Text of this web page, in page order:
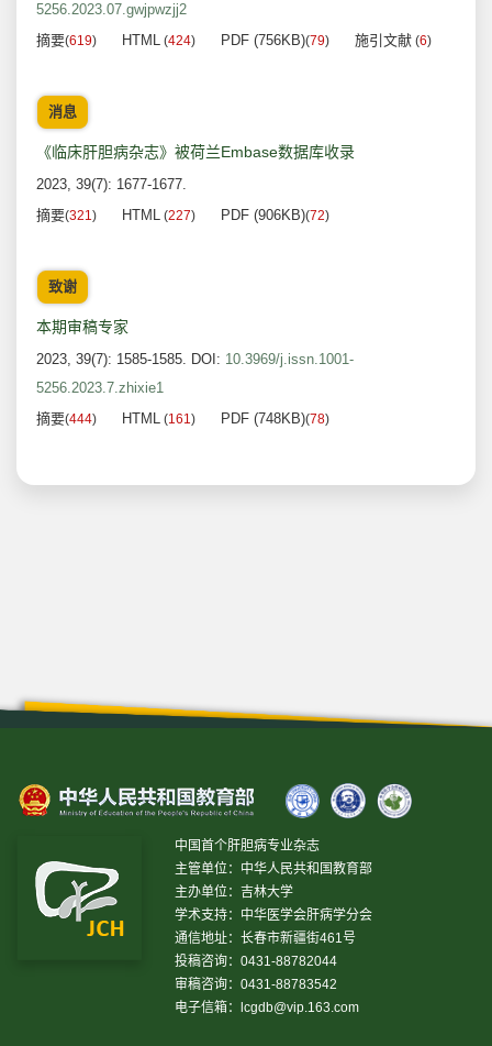
5256.2023.07.gwjpwzjj2
摘要(619) HTML (424) PDF (756KB)(79) 施引文献 (6)
消息
《临床肝胆病杂志》被荷兰Embase数据库收录
2023, 39(7): 1677-1677.
摘要(321) HTML (227) PDF (906KB)(72)
致谢
本期审稿专家
2023, 39(7): 1585-1585. DOI: 10.3969/j.issn.1001-
5256.2023.7.zhixie1
摘要(444) HTML (161) PDF (748KB)(78)
中国首个肝胆病专业杂志
主管单位：中华人民共和国教育部
主办单位：吉林大学
学术支持：中华医学会肝病学分会
通信地址：长春市新疆街461号
投稿咨询：0431-88782044
审稿咨询：0431-88783542
电子信箱：
lcgdb@vip.163.com